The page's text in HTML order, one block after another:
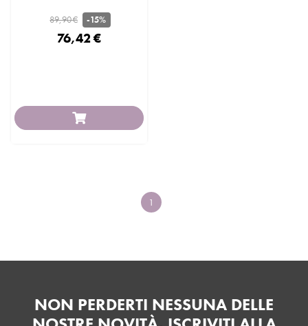
89,90 € -15%
76,42 €
1
NON PERDERTI NESSUNA DELLE